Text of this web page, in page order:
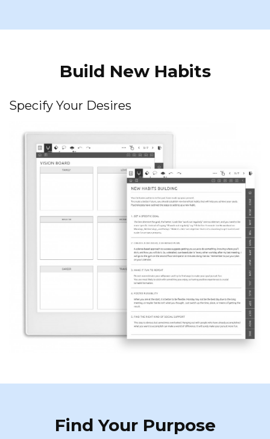
Build New Habits
Specify Your Desires
Find Your Purpose